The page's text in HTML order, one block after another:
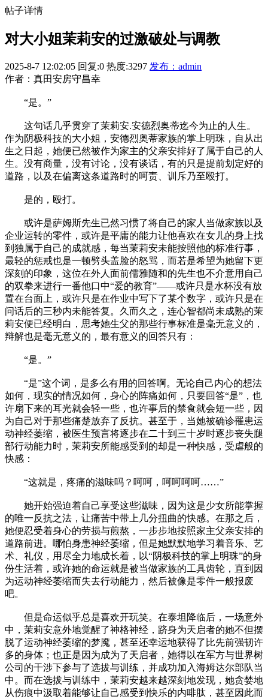
帖子详情
对大小姐茉莉安的过激破处与调教
2025-8-7 12:02:05 回复:0 热度:3297 发布：admin
作者：真田安房守昌幸
“是。”
这句话几乎贯穿了茉莉安.安德烈奥蒂迄今为止的人生。
作为阴极科技的大小姐，安德烈奥蒂家族的掌上明珠，自从出
生之日起，她便已然被作为家主的父亲安排好了属于自己的人
生。没有商量，没有讨论，没有谈话，有的只是提前划定好的
道路，以及在偏离这条道路时的呵责、训斥乃至殴打。
是的，殴打。
或许是萨姆斯先生已然习惯了将自己的家人当做家族以及
企业运转的零件，或许是平庸的能力让他喜欢在女儿的身上找
到独属于自己的成就感，每当茉莉安未能按照他的标准行事，
最轻的惩戒也是一顿劈头盖脸的怒骂，而若是希望为她留下更
深刻的印象，这位在外人面前儒雅随和的先生也不介意用自己
的双拳来进行一番他口中“爱的教育”——或许只是水杯没有放
置在台面上，或许只是在作业中写下了某个数字，或许只是在
问话后的三秒内未能答复。久而久之，连心智都尚未成熟的茉
莉安便已经明白，思考她生父的那些行事标准是毫无意义的，
辩解也是毫无意义的，最有意义的回答只有：
“是。”
“是”这个词，是多么有用的回答啊。无论自己内心的想法
如何，现实的情况如何，身心的阵痛如何，只要回答“是”，也
许扇下来的耳光就会轻一些，也许事后的禁食就会短一些，因
为自己对于那些痛楚放弃了反抗。甚至于，当她被确诊罹患运
动神经萎缩，被医生预言将逐步在二十到三十岁时逐步丧失腿
部行动能力时，茉莉安所能感受到的却是一种快感，受虐般的
快感：
“这就是，疼痛的滋味吗？呵呵，呵呵呵呵……”
她开始强迫着自己享受这些滋味，因为这是少女所能掌握
的唯一反抗之法，让痛苦中带上几分扭曲的快感。在那之后，
她便忍受着身心的劳损与煎熬，一步步地按照家主父亲安排的
道路前进。哪怕身患神经萎缩，但是她默默地学习着音乐、艺
术、礼仪，用尽全力地成长着，以“阴极科技的掌上明珠”的身
份生活着，或许她的命运就是被当做家族的工具齿轮，直到因
为运动神经萎缩而失去行动能力，然后被像是零件一般报废
吧。
但是命运似乎总是喜欢开玩笑。在泰坦降临后，一场意外
中，茉莉安意外地觉醒了神格神经，跻身为天启者的她不但摆
脱了运动神经萎缩的梦魇，甚至还幸运地获得了比先前强韧许
多的身体；也正是因为成为了天启者，她得以在军方与世界树
公司的干涉下参与了选拔与训练，并成功加入海姆达尔部队当
中。而在选拔与训练中，茉莉安越来越深刻地发现，她贪婪地
从伤痕中汲取着能够让自己感受到快乐的内啡肽，甚至因此而